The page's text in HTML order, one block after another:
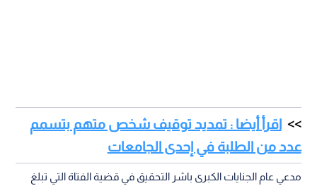
اقرأ أيضا : تمديد توقيف شخص متهم بتسمم
عدد من الطلبة في إحدى الجامعات
مدعي عام الجنايات الكبرى باشر التحقيق في قضية الفتاة التي تبلغ